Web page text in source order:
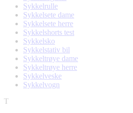
Sykkelrulle
Sykkelsete dame
Sykkelsete herre
Sykkelshorts test
Sykkelsko
Sykkelstativ bil
Sykkeltrøye dame
Sykkeltrøye herre
Sykkelveske
Sykkelvogn
T